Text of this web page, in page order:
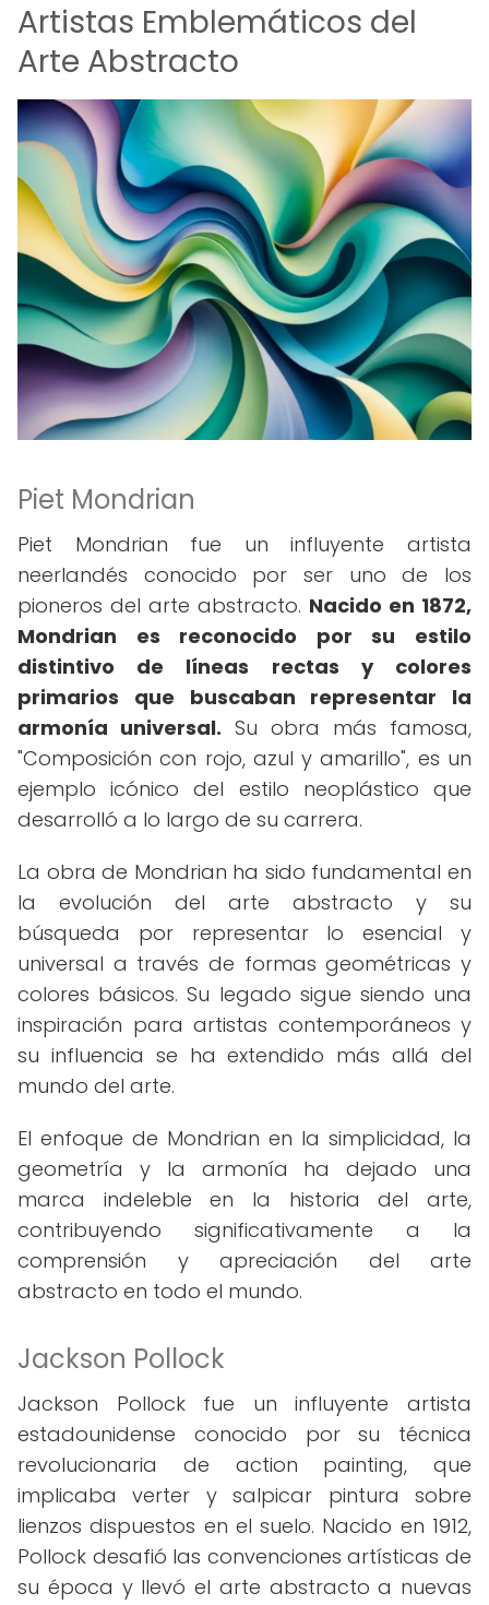
Artistas Emblemáticos del
Arte Abstracto
Piet Mondrian
Piet Mondrian fue un influyente artista
neerlandés conocido por ser uno de los
pioneros del arte abstracto. Nacido en 1872,
Mondrian es reconocido por su estilo
distintivo de líneas rectas y colores
primarios que buscaban representar la
armonía universal. Su obra más famosa,
"Composición con rojo, azul y amarillo", es un
ejemplo icónico del estilo neoplástico que
desarrolló a lo largo de su carrera.
La obra de Mondrian ha sido fundamental en
la evolución del arte abstracto y su
búsqueda por representar lo esencial y
universal a través de formas geométricas y
colores básicos. Su legado sigue siendo una
inspiración para artistas contemporáneos y
su influencia se ha extendido más allá del
mundo del arte.
El enfoque de Mondrian en la simplicidad, la
geometría y la armonía ha dejado una
marca indeleble en la historia del arte,
contribuyendo significativamente a la
comprensión y apreciación del arte
abstracto en todo el mundo.
Jackson Pollock
Jackson Pollock fue un influyente artista
estadounidense conocido por su técnica
revolucionaria de action painting, que
implicaba verter y salpicar pintura sobre
lienzos dispuestos en el suelo. Nacido en 1912,
Pollock desafió las convenciones artísticas de
su época y llevó el arte abstracto a nuevas